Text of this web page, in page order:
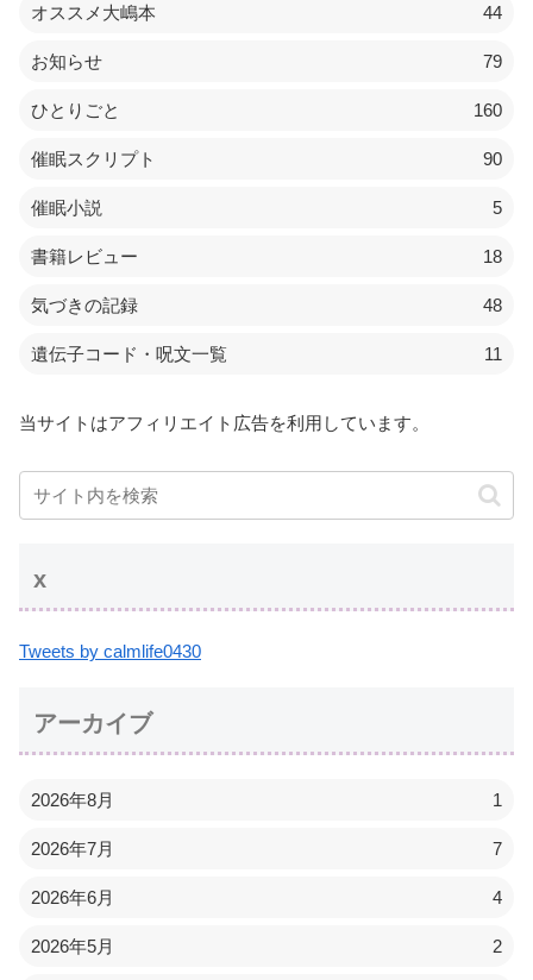
オススメ大嶋本 44
お知らせ 79
ひとりごと 160
催眠スクリプト 90
催眠小説 5
書籍レビュー 18
気づきの記録 48
遺伝子コード・呪文一覧 11
当サイトはアフィリエイト広告を利用しています。
x
Tweets by calmlife0430
アーカイブ
2026年8月 1
2026年7月 7
2026年6月 4
2026年5月 2